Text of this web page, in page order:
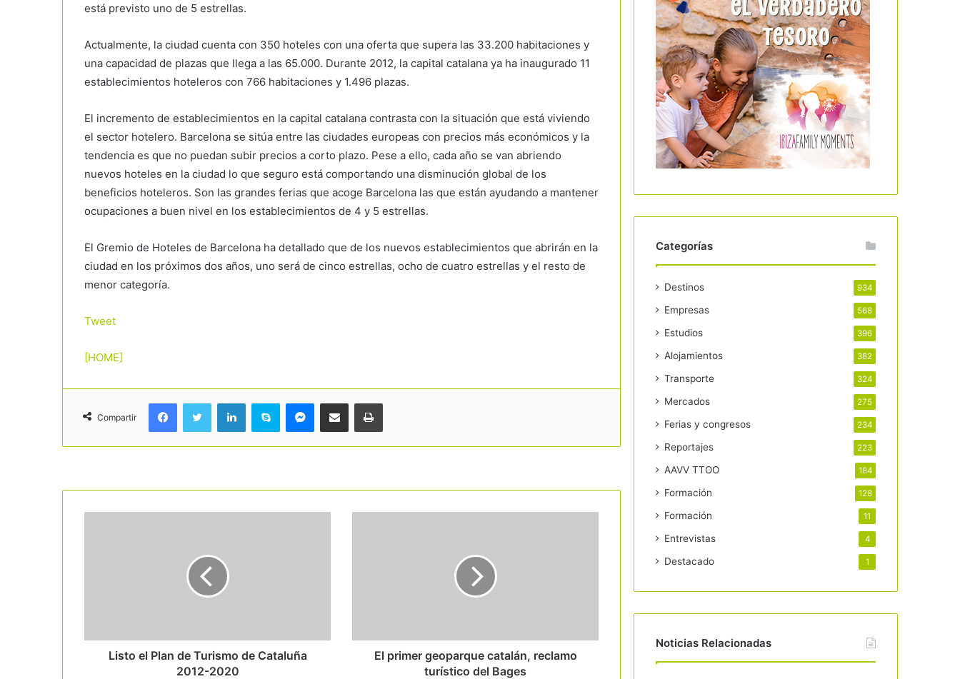
está previsto uno de 5 estrellas.
Actualmente, la ciudad cuenta con 350 hoteles con una oferta que supera las 33.200 habitaciones y
una capacidad de plazas que llega a las 65.000. Durante 2012, la capital catalana ya ha inaugurado 11
establecimientos hoteleros con 766 habitaciones y 1.496 plazas.
El incremento de establecimientos en la capital catalana contrasta con la situación que está viviendo
el sector hotelero. Barcelona se sitúa entre las ciudades europeas con precios más económicos y la
tendencia es que no puedan subir precios a corto plazo. Pese a ello, cada año se van abriendo
nuevos hoteles en la ciudad lo que seguro está comportando una disminución global de los
beneficios hoteleros. Son las grandes ferias que acoge Barcelona las que están ayudando a mantener
ocupaciones a buen nivel en los establecimientos de 4 y 5 estrellas.
El Gremio de Hoteles de Barcelona ha detallado que de los nuevos establecimientos que abrirán en la
ciudad en los próximos dos años, uno será de cinco estrellas, ocho de cuatro estrellas y el resto de
menor categoría.
Tweet
[HOME]
Compartir
Listo el Plan de Turismo de Cataluña
2012-2020
El primer geoparque catalán, reclamo
turístico del Bages
Categorías
Destinos 934
Empresas 568
Estudios 396
Alojamientos 382
Transporte 324
Mercados 275
Ferias y congresos 234
Reportajes 223
AAVV TTOO 184
Formación 128
Formación 11
Entrevistas 4
Destacado 1
Noticias Relacionadas